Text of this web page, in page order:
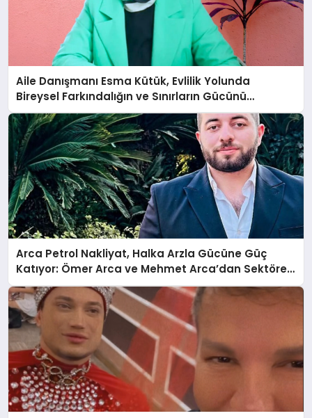
Aile Danışmanı Esma Kütük, Evlilik Yolunda
Bireysel Farkındalığın ve Sınırların Gücünü
Anlatıyor
Arca Petrol Nakliyat, Halka Arzla Gücüne Güç
Katıyor: Ömer Arca ve Mehmet Arca’dan Sektöre
Güçlü Yatırım